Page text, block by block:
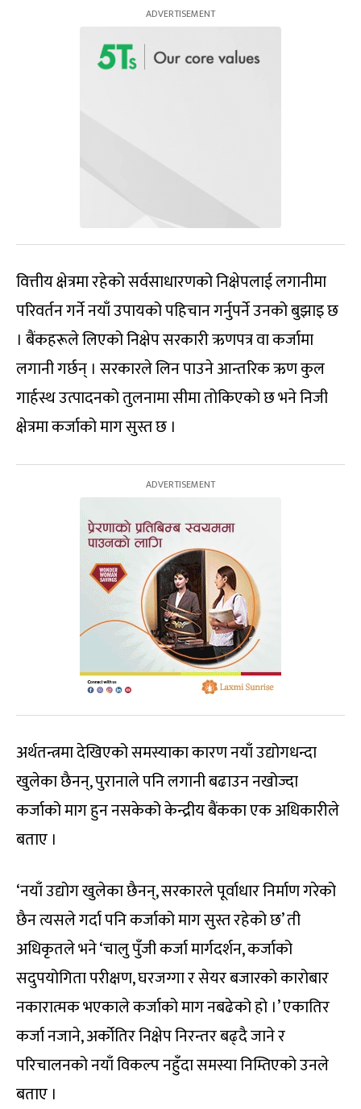
वित्तीय क्षेत्रमा रहेको सर्वसाधारणको निक्षेपलाई लगानीमा
परिवर्तन गर्ने नयाँ उपायको पहिचान गर्नुपर्ने उनको बुझाइ छ
। बैंकहरूले लिएको निक्षेप सरकारी ऋणपत्र वा कर्जामा
लगानी गर्छन् । सरकारले लिन पाउने आन्तरिक ऋण कुल
गार्हस्थ उत्पादनको तुलनामा सीमा तोकिएको छ भने निजी
क्षेत्रमा कर्जाको माग सुस्त छ ।
अर्थतन्त्रमा देखिएको समस्याका कारण नयाँ उद्योगधन्दा
खुलेका छैनन्, पुरानाले पनि लगानी बढाउन नखोज्दा
कर्जाको माग हुन नसकेको केन्द्रीय बैंकका एक अधिकारीले
बताए ।
‘नयाँ उद्योग खुलेका छैनन्, सरकारले पूर्वाधार निर्माण गरेको
छैन त्यसले गर्दा पनि कर्जाको माग सुस्त रहेको छ’ ती
अधिकृतले भने ‘चालु पुँजी कर्जा मार्गदर्शन, कर्जाको
सदुपयोगिता परीक्षण, घरजग्गा र सेयर बजारको कारोबार
नकारात्मक भएकाले कर्जाको माग नबढेको हो ।’ एकातिर
कर्जा नजाने, अर्कोतिर निक्षेप निरन्तर बढ्दै जाने र
परिचालनको नयाँ विकल्प नहुँदा समस्या निम्तिएको उनले
बताए ।